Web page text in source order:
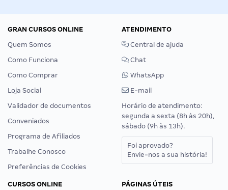
GRAN CURSOS ONLINE
Quem Somos
Como Funciona
Como Comprar
Loja Social
Validador de documentos
Conveniados
Programa de Afiliados
Trabalhe Conosco
Preferências de Cookies
ATENDIMENTO
Central de ajuda
Chat
WhatsApp
E-mail
Horário de atendimento:
segunda a sexta (8h às 20h),
sábado (9h às 13h).
Foi aprovado?
Envie-nos a sua história!
CURSOS ONLINE
PÁGINAS ÚTEIS